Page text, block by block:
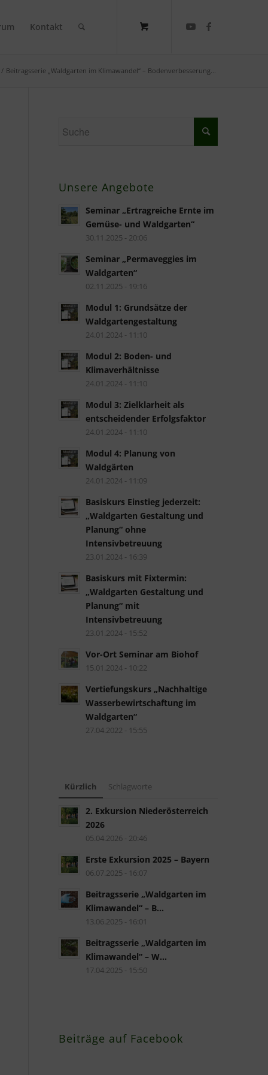
Kontakt
/ Beitragsserie „Waldgarten im Klimawandel“ – Bodenverbesserung...
Unsere Angebote
Seminar „Ertragreiche Ernte im
Gemüse- und Waldgarten“
30.11.2025 - 20:06
Seminar „Permaveggies im
Waldgarten“
02.11.2025 - 19:16
Modul 1: Grundsätze der
Waldgartengestaltung
24.01.2024 - 11:10
Modul 2: Boden- und
Klimaverhältnisse
24.01.2024 - 11:10
Modul 3: Zielklarheit als
entscheidender Erfolgsfaktor
24.01.2024 - 11:10
Modul 4: Planung von
Waldgärten
24.01.2024 - 11:09
Basiskurs Einstieg jederzeit:
„Waldgarten Gestaltung und
Planung“ ohne
Intensivbetreuung
23.01.2024 - 16:39
Basiskurs mit Fixtermin:
„Waldgarten Gestaltung und
Planung“ mit
Intensivbetreuung
23.01.2024 - 15:52
Vor-Ort Seminar am Biohof
15.01.2024 - 10:22
Vertiefungskurs „Nachhaltige
Wasserbewirtschaftung im
Waldgarten“
27.04.2022 - 15:55
Kürzlich Schlagworte
2. Exkursion Niederösterreich
2026
05.04.2026 - 20:46
Erste Exkursion 2025 – Bayern
06.07.2025 - 16:07
Beitragsserie „Waldgarten im
Klimawandel“ – B...
13.06.2025 - 16:01
Beitragsserie „Waldgarten im
Klimawandel“ – W...
17.04.2025 - 15:50
Beiträge auf Facebook